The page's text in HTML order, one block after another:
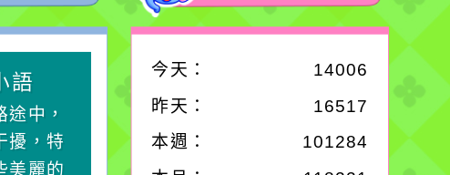
語
中，
擾，特
美麗的
作者：網路小語
一杯清水因滴入一滴污
水而變污濁，一杯污水
卻不會因一滴清水的存
今天： 14006
昨天： 16517
本週：
101284